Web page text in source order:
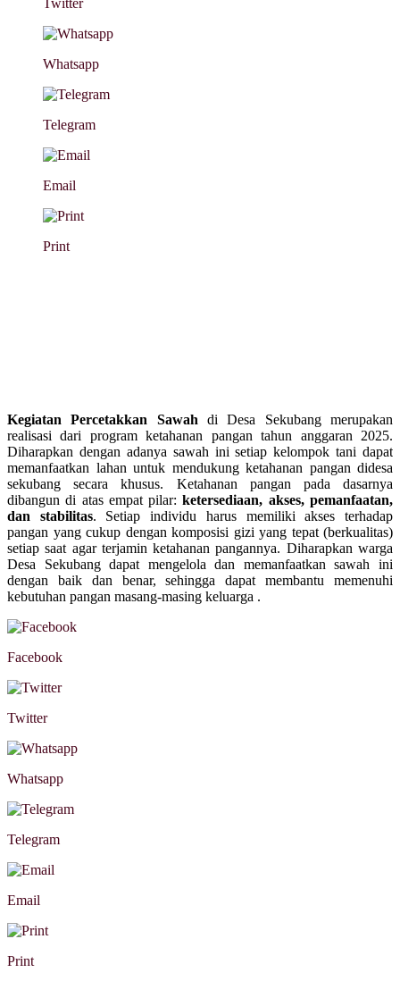
Whatsapp
Telegram
Email
Print
Kegiatan Percetakkan Sawah di Desa Sekubang merupakan
realisasi dari program ketahanan pangan tahun anggaran 2025.
Diharapkan dengan adanya sawah ini setiap kelompok tani dapat
memanfaatkan lahan untuk mendukung ketahanan pangan didesa
sekubang secara khusus. Ketahanan pangan pada dasarnya
dibangun di atas empat pilar:ketersediaan, akses, pemanfaatan,
dan stabilitas. Setiap individu harus memiliki akses terhadap
pangan yang cukup dengan komposisi gizi yang tepat (berkualitas)
setiap saat agar terjamin ketahanan pangannya. Diharapkan warga
Desa Sekubang dapat mengelola dan memanfaatkan sawah ini
dengan baik dan benar, sehingga dapat membantu memenuhi
kebutuhan pangan masang-masing keluarga .
Facebook
Twitter
Whatsapp
Telegram
Email
Print